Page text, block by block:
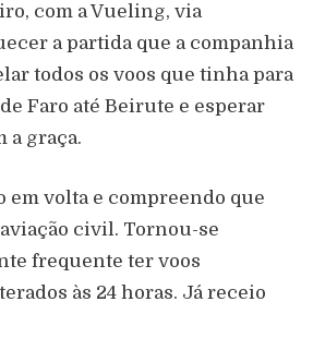
com a Vueling, via
a partida que a companhia
todos os voos que tinha para
Faro até Beirute e esperar
a graça.
em volta e compreendo que
civil. Tornou-se
frequente ter voos
às 24 horas. Já receio